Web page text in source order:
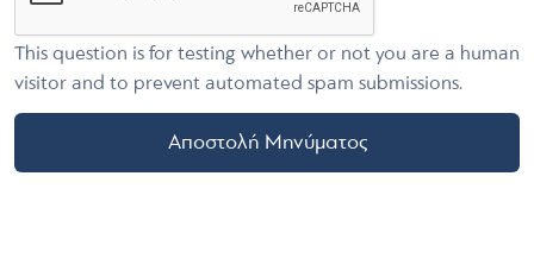
This question is for testing whether or not you are a human
visitor and to prevent automated spam submissions.